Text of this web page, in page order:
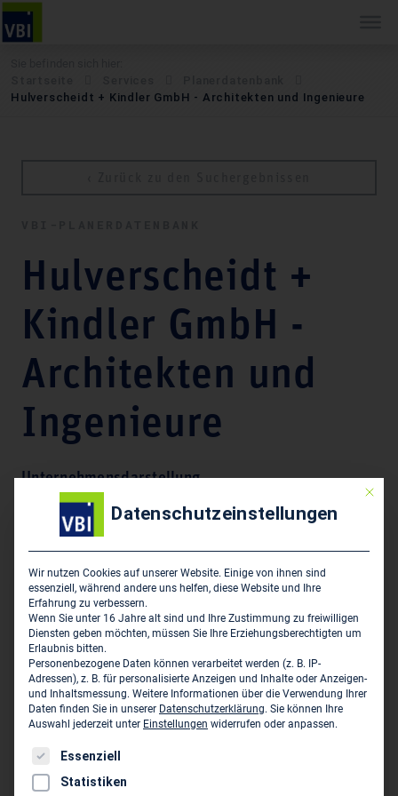
Hulverscheidt + Kindler GmbH - Architekten und Ingenieure
Hulverscheidt +
Kindler GmbH -
Architekten und
Ingenieure
Unternehmensdarstellung
Tragwerksplanung,
Hauptsitz des Unternehmens
Hulverscheidt + Kindler GmbH - Architekten und
Ingenieure
Ersteiner Straße 21
D-79346 Endingen
07633 918 11 11
info@hulverscheidt-kindler.de
Mit
Datenschutzeinstellungen
Wir nutzen Cookies auf unserer Website. Einige von ihnen sind
essenziell, während andere uns helfen, diese Website und Ihre
Erfahrung zu verbessern.
Wenn Sie unter 16 Jahre alt sind und Ihre Zustimmung zu freiwilligen
Diensten geben möchten, müssen Sie Ihre Erziehungsberechtigten um
Erlaubnis bitten.
Personenbezogene Daten können verarbeitet werden (z. B. IP-
Adressen), z. B. für personalisierte Anzeigen und Inhalte oder Anzeigen-
und Inhaltsmessung. Weitere Informationen über die Verwendung Ihrer
Daten finden Sie in unserer Datenschutzerklärung. Sie können Ihre
Auswahl jederzeit unter Einstellungen widerrufen oder anpassen.
Es folgt eine Liste der Service-Gruppen, für die eine
Essenziell
Statistiken